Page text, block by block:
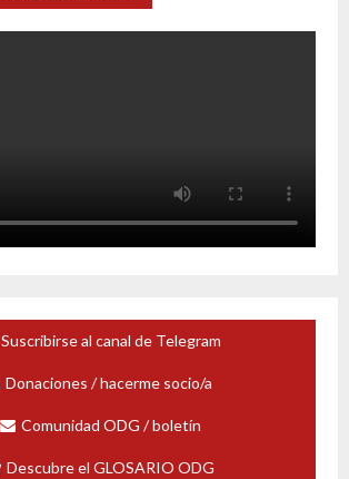
Suscribirse al canal de Telegram
Donaciones / hacerme socio/a
Comunidad ODG / boletín
Descubre el GLOSARIO ODG